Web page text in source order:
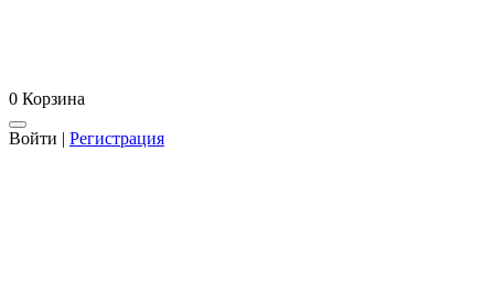
0 Корзина
Войти | Регистрация